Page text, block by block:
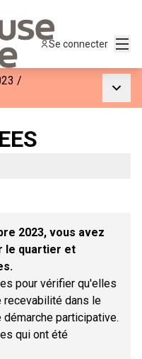
Se connecter
/
2023, vous avez
le quartier et
pour vérifier qu'elles
recevabilité dans le
démarche participative.
qui ont été